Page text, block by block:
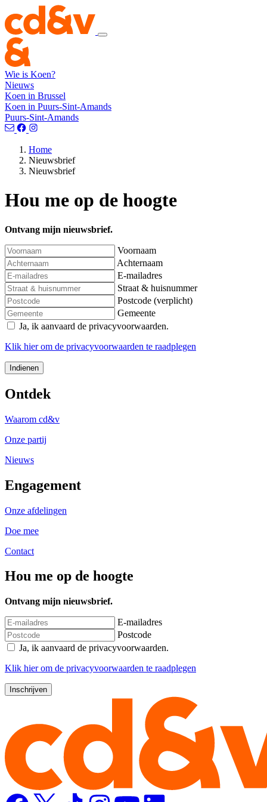
Wie is Koen?
Nieuws
Koen in Brussel
Koen in Puurs-Sint-Amands
Puurs-Sint-Amands
Home
Nieuwsbrief
Nieuwsbrief
Hou me op de hoogte
Ontvang mijn nieuwsbrief.
Voornaam
Achternaam
E-mailadres
Straat & huisnummer
Postcode (verplicht)
Gemeente
Ja, ik aanvaard de privacyvoorwaarden.
Klik hierom de privacyvoorwaarden te raadplegen
Ontdek
Waarom cd&v
Onze partij
Nieuws
Engagement
Onze afdelingen
Doe mee
Contact
Hou me op de hoogte
Ontvang mijn nieuwsbrief.
E-mailadres
Postcode
Ja, ik aanvaard de privacyvoorwaarden.
Klik hierom de privacyvoorwaarden te raadplegen